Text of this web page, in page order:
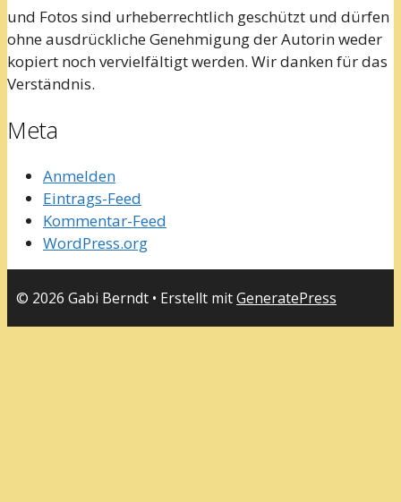
und Fotos sind urheberrechtlich geschützt und dürfen
ohne ausdrückliche Genehmigung der Autorin weder
kopiert noch vervielfältigt werden. Wir danken für das
Verständnis.
Meta
Anmelden
Eintrags-Feed
Kommentar-Feed
WordPress.org
© 2026 Gabi Berndt • Erstellt mitGeneratePress